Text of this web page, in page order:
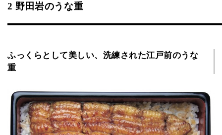
2 野田岩のうな重
ふっくらとして美しい、洗練された江戸前のうな
重